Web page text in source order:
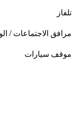
تلفاز
مرافق الاجتماعات /
موقف سيارات